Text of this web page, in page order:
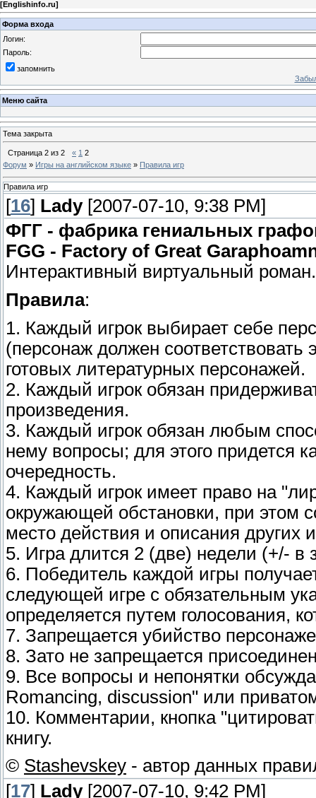
[Englishinfo.ru]
Форма входа
Логин:
Пароль:
запомнить
Меню сайта
Тема закрыта
Страница 2 из 2 « 1 2
Форум » Игры на английском языке » Правила игр
Правила игр
[16] Lady[2007-07-10, 9:38 PM]
ФГГ - фабрика гениальных
FGG - Factory of Great
Интерактивный виртуальный роман.
Правила:
1. Каждый игрок выбирает себе
(персонаж должен
готовых литературных персонажей.
2. Каждый игрок обязан
произведения.
3. Каждый игрок обязан любым
нему вопросы; для этого придется
очередность.
4. Каждый игрок имеет право на
окружающей обстановки, при этом
место действия и описания других
5. Игра длится 2 (две) недели (+/- в
6. Победитель каждой игры
следующей игре с обязательным
определяется путем голосования,
7. Запрещается убийство
8. Зато не запрещается
9. Все вопросы и непонятки
Romancing, discussion" или
10. Комментарии, кнопка
книгу.
© Stashevskey - автор данных
[17] Lady[2007-07-10, 9:42 PM]